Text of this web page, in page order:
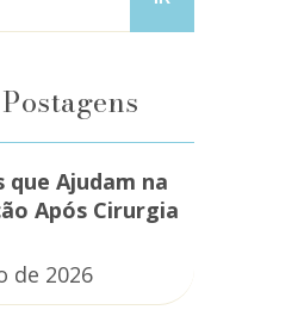
Ajudam na
Após Cirurgia
de 2026